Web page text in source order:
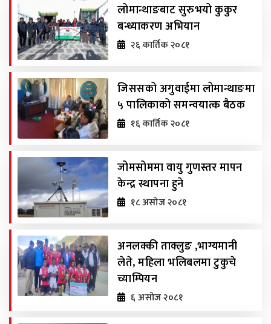
लोमान्थाङबाट सुरुभयो कुकुर
बन्ध्याकरण अभियान
२६ कार्तिक २०८१
जिससको अगुवाईमा लोमान्थाङमा
५ पालिकाको समन्वयात्क बैठक
१६ कार्तिक २०८१
जोमसोममा वायु गुणस्तर मापन
केन्द्र स्थापना हुने
१८ असोज २०८१
अनलक्की ताक्लुङ ,भाग्यमानी
लेते, महिला भलिबलमा टुकुचे
च्याम्पियन
६ असोज २०८१